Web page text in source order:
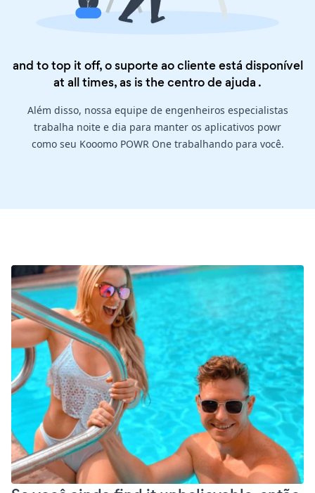
and to top it off, o suporte ao cliente está disponível
at all times, as is thecentro de ajuda .
Além disso, nossa equipe de engenheiros especialistas
trabalha noite e dia para manter os aplicativos powr
como seu Kooomo POWR One trabalhando para você.